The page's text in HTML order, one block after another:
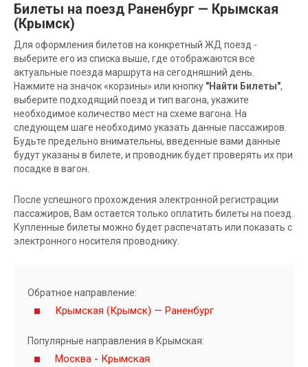
Билеты на поезд Раненбург — Крымская
(Крымск)
Для оформления билетов на конкретный ЖД поезд -
выберите его из списка выше, где отображаются все
актуальные поезда маршрута на сегодняшний день.
Нажмите на значок «корзины» или кнопку "Найти Билеты",
выберите подходящий поезд и тип вагона, укажите
необходимое количество мест на схеме вагона. На
следующем шаге необходимо указать данные пассажиров.
Будьте предельно внимательны, введенные вами данные
будут указаны в билете, и проводник будет проверять их при
посадке в вагон.
После успешного прохождения электронной регистрации
пассажиров, Вам остается только оплатить билеты на поезд.
Купленные билеты можно будет распечатать или показать с
электронного носителя проводнику.
Обратное направление:
Крымская (Крымск) — Раненбург
Популярные направления в Крымская:
Москва - Крымская